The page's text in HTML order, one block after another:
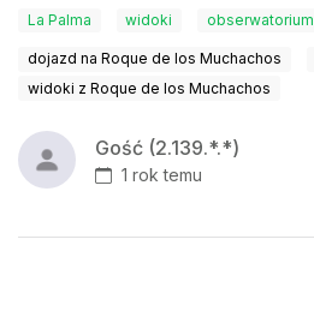
La Palma widoki obserwatorium
dojazd na Roque de los Muchachos
widoki z Roque de los Muchachos
Gość (2.139.*.*)
1 rok temu